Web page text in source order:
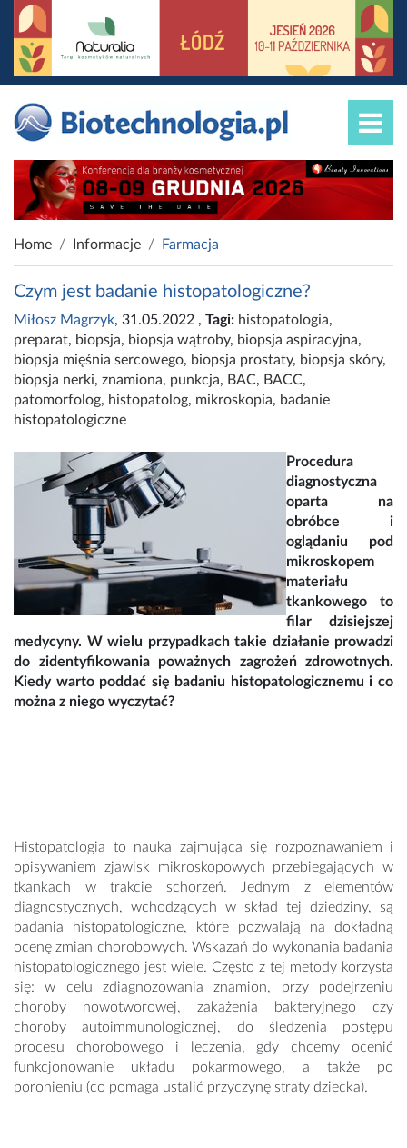
Home Informacje Farmacja
Czym jest badanie histopatologiczne?
Miłosz Magrzyk, 31.05.2022 , Tagi: histopatologia,
preparat, biopsja, biopsja wątroby, biopsja aspiracyjna,
biopsja mięśnia sercowego, biopsja prostaty, biopsja skóry,
biopsja nerki, znamiona, punkcja, BAC, BACC,
patomorfolog, histopatolog, mikroskopia, badanie
histopatologiczne
Procedura
diagnostyczna
oparta na
obróbce i
oglądaniu pod
mikroskopem
materiału
tkankowego to
filar dzisiejszej
medycyny. W wielu przypadkach takie działanie prowadzi
do zidentyfikowania poważnych zagrożeń zdrowotnych.
Kiedy warto poddać się badaniu histopatologicznemu i co
można z niego wyczytać?
Histopatologia to nauka zajmująca się rozpoznawaniem i
opisywaniem zjawisk mikroskopowych przebiegających w
tkankach w trakcie schorzeń. Jednym z elementów
diagnostycznych, wchodzących w skład tej dziedziny, są
badania histopatologiczne, które pozwalają na dokładną
ocenę zmian chorobowych. Wskazań do wykonania badania
histopatologicznego jest wiele. Często z tej metody korzysta
się: w celu zdiagnozowania znamion, przy podejrzeniu
choroby nowotworowej, zakażenia bakteryjnego czy
choroby autoimmunologicznej, do śledzenia postępu
procesu chorobowego i leczenia, gdy chcemy ocenić
funkcjonowanie układu pokarmowego, a także po
poronieniu (co pomaga ustalić przyczynę straty dziecka).